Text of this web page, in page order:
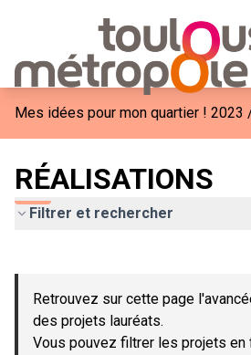
Mes idées pour mon quartier ! 2023
RÉALISATIONS
Filtrer et rechercher
−
Retrouvez sur cette page
des projets lauréats.
Vous pouvez filtrer les projets en